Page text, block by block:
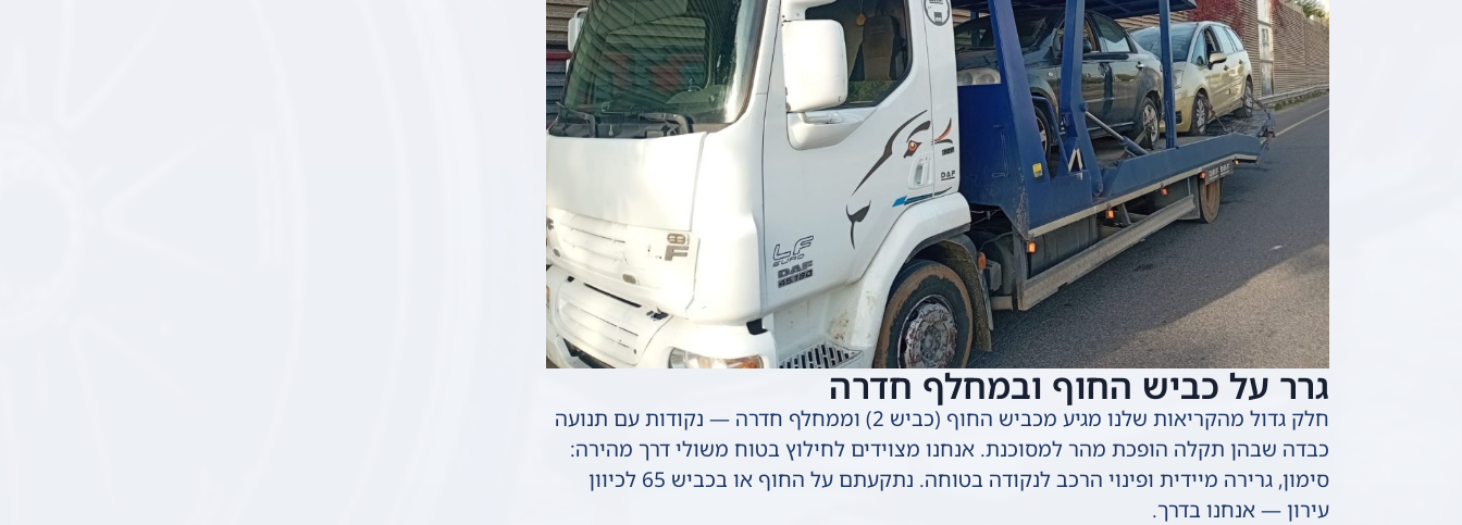
גרר על כביש החוף ובמחלף חדרה
חלק גדול מהקריאות שלנו מגיע מכביש החוף (כביש 2) וממחלף חדרה — נקודות עם תנועה
כבדה שבהן תקלה הופכת מהר למסוכנת. אנחנו מצוידים לחילוץ בטוח משולי דרך מהירה:
סימון, גרירה מיידית ופינוי הרכב לנקודה בטוחה. נתקעתם על החוף או בכביש 65 לכיוון
עירון — אנחנו בדרך.